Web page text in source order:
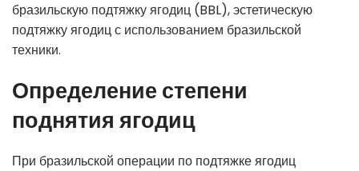
бразильскую подтяжку ягодиц (BBL), эстетическую
подтяжку ягодиц с использованием бразильской
техники.
Определение степени
поднятия ягодиц
При бразильской операции по подтяжке ягодиц